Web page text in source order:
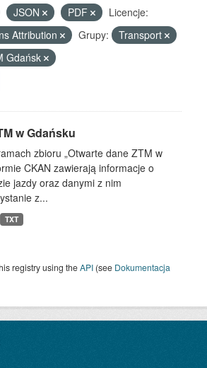
JSON PDF
Licencje:
Attribution
Grupy:
Transport
Gdańsk
w Gdańsku
zbioru „Otwarte dane ZTM w
CKAN zawierają informacje o
jazdy oraz danymi z nim
z...
TXT
registry using theAPI (see Dokumentacja